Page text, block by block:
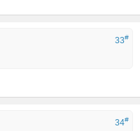
33#
34#